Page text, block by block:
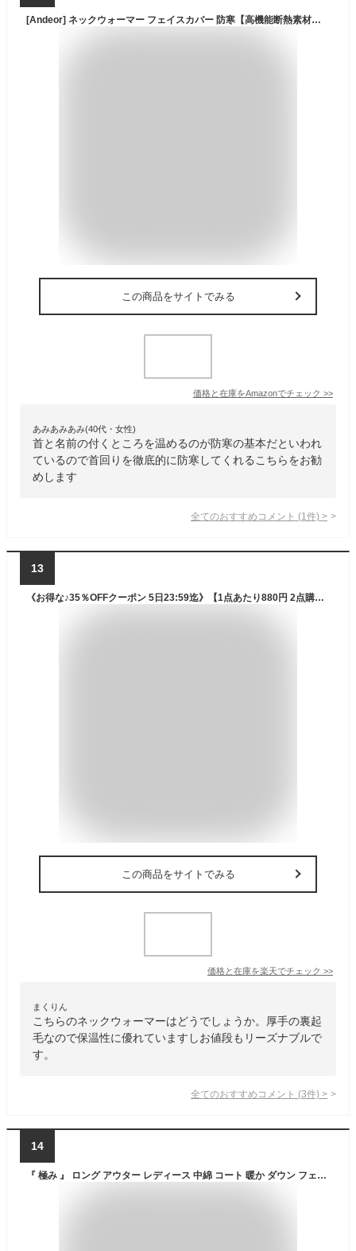
[Andeor] ネックウォーマー フェイスカバー 防寒【高機能断熱素材・極暖38℃恒温・触感3倍アップ】ネックガード 冬 吸汗速乾 調節コードつき 柔らかい 伸縮性 吸汗速乾 伸縮性 自転車・バイク・通勤通学・釣り・登山・スキー・スノーボード メンズ レディース (#03.ライトグレー)
この商品をサイトでみる
価格と在庫をAmazonでチェック >>
あみあみあみ(40代・女性)
首と名前の付くところを温めるのが防寒の基本だといわれ
ているので首回りを徹底的に防寒してくれるこちらをお勧
めします
全てのおすすめコメント (1 件) >
13
《お得な♪35％OFFクーポン 5日23:59迄》【1点あたり880円 2点購入＆クーポンで】ネックウォーマー メンズ 冬 防寒 【360°極めた暖かさ・柔らかい肌触り・調節コードつき】 ネックガード 裏起毛 厚手 防風 暖かい 柔らかい 伸縮性 多機能 通勤・通学・自転車・バイク
この商品をサイトでみる
価格と在庫を楽天でチェック >>
まくりん
こちらのネックウォーマーはどうでしょうか。厚手の裏起
毛なので保温性に優れていますしお値段もリーズナブルで
す。
全てのおすすめコメント (3件) >
14
『 極み 』 ロング アウター レディース 中綿 コート 暖か ダウン フェイクダウン ベンチコート スタンドカラー フード ダウンコート ロングコート 大きいサイズ 体型カバー ハイネック スタンドネック 防寒 微撥水 ロングダウン 黒 秋 冬 HUG.U